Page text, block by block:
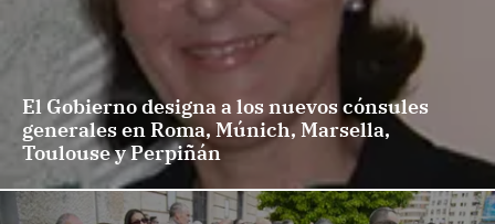
El Gobierno designa a los nuevos cónsules
generales en Roma, Múnich, Marsella,
Toulouse y Perpiñán